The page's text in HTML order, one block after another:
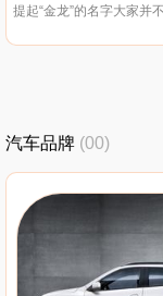
提起“金龙”的名字大家并
汽车品牌 (00)